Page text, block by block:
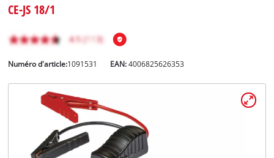
Français
English
CE-JS 18/1
Numéro d'article:1091531 EAN:4006825626353